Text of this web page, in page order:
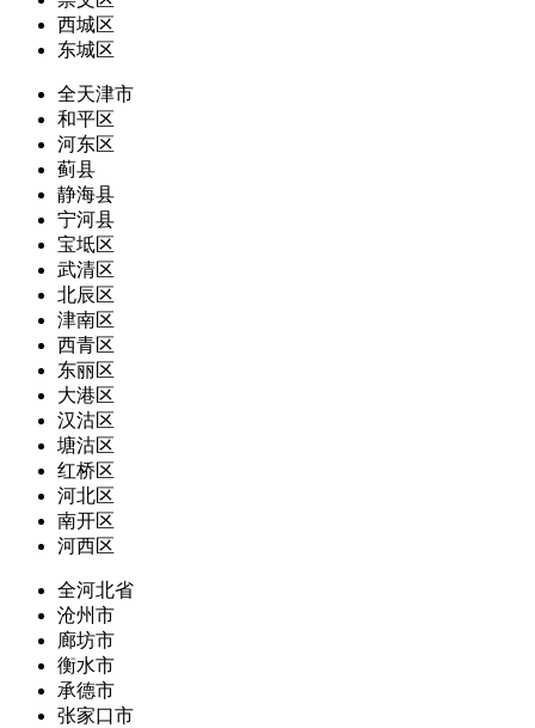
西城区
东城区
全天津市
和平区
河东区
蓟县
静海县
宁河县
宝坻区
武清区
北辰区
津南区
西青区
东丽区
大港区
汉沽区
塘沽区
红桥区
河北区
南开区
河西区
全河北省
沧州市
廊坊市
衡水市
承德市
张家口市